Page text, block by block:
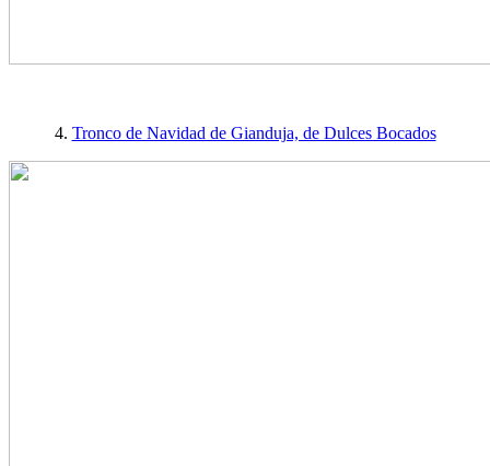
4. Tronco de Navidad de Gianduja, de Dulces Bocados